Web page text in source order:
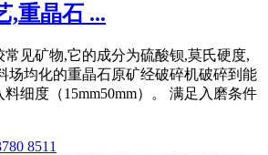
,重晶石 ...
常见矿物,它的成分为硫酸钡,莫氏硬度,
场均化的重晶石原矿经破碎机破碎到能
细度（15mm50mm）。 满足入磨条件
8511